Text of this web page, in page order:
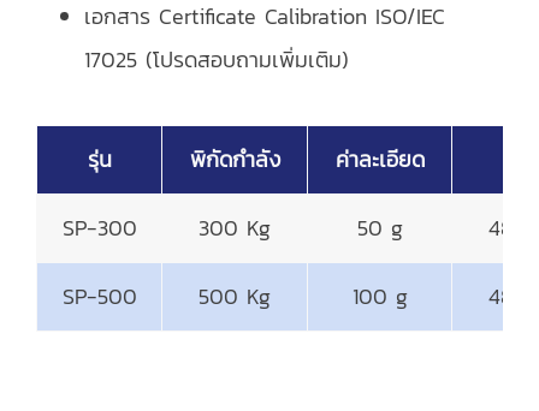
เอกสาร Certificate Calibration ISO/IEC
17025 (โปรดสอบถามเพิ่มเติม)
รุ่น พิกัดกำลัง ค่าละเอียด
SP-300 300 Kg 50 g 480
SP-500 500 Kg 100 g 480